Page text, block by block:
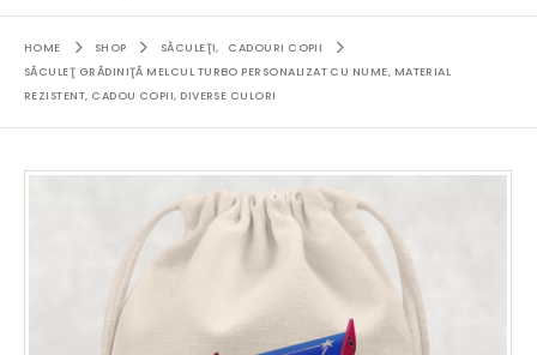
HOME SHOP SĂCULEŢI,
CADOURI COPII
SĂCULEŢ GRĂDINIŢĂ MELCUL TURBO PERSONALIZAT CU NUME, MATERIAL
REZISTENT, CADOU COPII, DIVERSE CULORI